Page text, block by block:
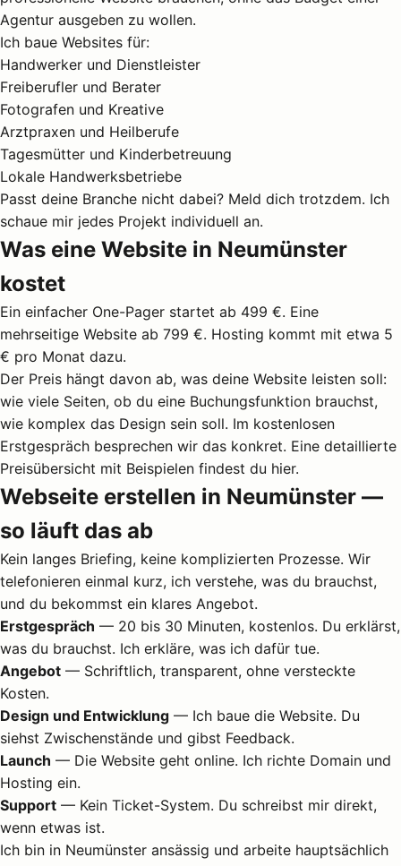
Agentur ausgeben zu wollen.
Ich baue Websites für:
Handwerker und Dienstleister
Freiberufler und Berater
Fotografen und Kreative
Arztpraxen und Heilberufe
Tagesmütter und Kinderbetreuung
Lokale Handwerksbetriebe
Passt deine Branche nicht dabei? Meld dich trotzdem. Ich
schaue mir jedes Projekt individuell an.
Was eine Website in Neumünster
kostet
Ein einfacher One-Pager startet ab 499 €. Eine
mehrseitige Website ab 799 €. Hosting kommt mit etwa 5
€ pro Monat dazu.
Der Preis hängt davon ab, was deine Website leisten soll:
wie viele Seiten, ob du eine Buchungsfunktion brauchst,
wie komplex das Design sein soll. Im kostenlosen
Erstgespräch besprechen wir das konkret. Eine detaillierte
Preisübersicht mit Beispielen findest du hier.
Webseite erstellen in Neumünster —
so läuft das ab
Kein langes Briefing, keine komplizierten Prozesse. Wir
telefonieren einmal kurz, ich verstehe, was du brauchst,
und du bekommst ein klares Angebot.
Erstgespräch — 20 bis 30 Minuten, kostenlos. Du erklärst,
was du brauchst. Ich erkläre, was ich dafür tue.
Angebot — Schriftlich, transparent, ohne versteckte
Kosten.
Design und Entwicklung — Ich baue die Website. Du
siehst Zwischenstände und gibst Feedback.
Launch — Die Website geht online. Ich richte Domain und
Hosting ein.
Support — Kein Ticket-System. Du schreibst mir direkt,
wenn etwas ist.
Ich bin in Neumünster ansässig und arbeite hauptsächlich